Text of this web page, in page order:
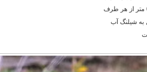
به شیلنگ آب